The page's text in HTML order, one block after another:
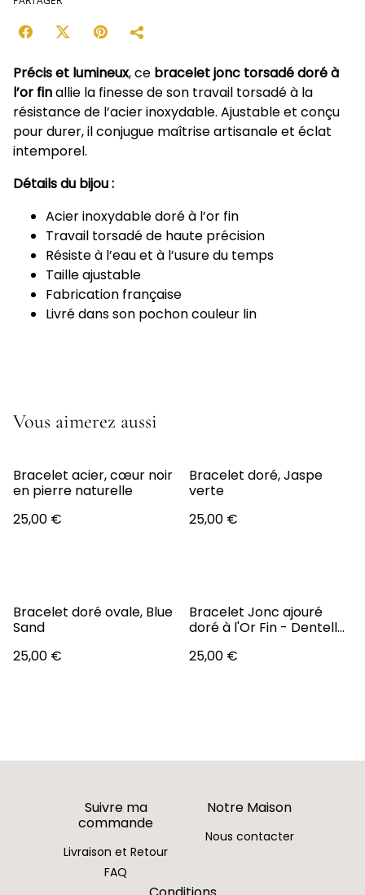
Précis et lumineux, ce bracelet jonc torsadé doré à
l’or finallie la finesse de son travail torsadé à la
résistance de l’acier inoxydable. Ajustable et conçu
pour durer, il conjugue maîtrise artisanale et éclat
intemporel.
Détails du bijou :
Acier inoxydable doré à l’or fin
Travail torsadé de haute précision
Résiste à l’eau et à l’usure du temps
Taille ajustable
Fabrication française
Livré dans son pochon couleur lin
Vous aimerez aussi
Bracelet acier, cœur noir
en pierre naturelle
25,00 €
Bracelet doré, Jaspe
verte
25,00 €
Bracelet doré ovale, Blue
Sand
25,00 €
Bracelet Jonc ajouré
doré à l'Or Fin - Dentelle
25,00 €
Suivre ma
commande
Livraison et Retour
FAQ
Notre Maison
Nous contacter